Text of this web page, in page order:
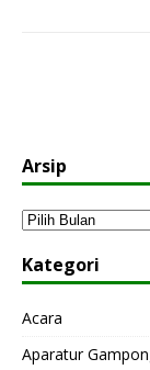
Arsip
Kategori
Acara
Aparatur